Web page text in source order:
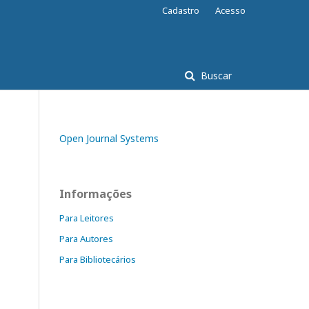
Buscar
Cadastro Acesso
Open Journal Systems
Informações
Para Leitores
Para Autores
Para Bibliotecários